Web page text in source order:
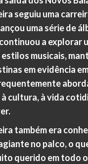
seguiu uma
uma série de
a explorar
musicais,
em evidência
cultura, à vida
também era
no palco, o
querido em todo o